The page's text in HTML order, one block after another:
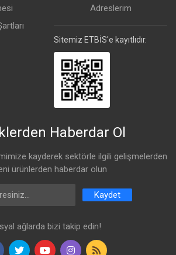
Adreslerim
Sitemiz ETBİS'e kayıtlıdır.
Haberdar Ol
kayderek sektörle ilgili gelişmelerden
ürünlerden haberdar olun
Kaydet
ağlarda bizi takip edin!